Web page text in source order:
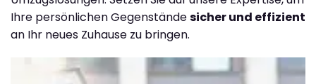
Ihre persönlichen Gegenständesicher und effizient
an Ihr neues Zuhause zu bringen.